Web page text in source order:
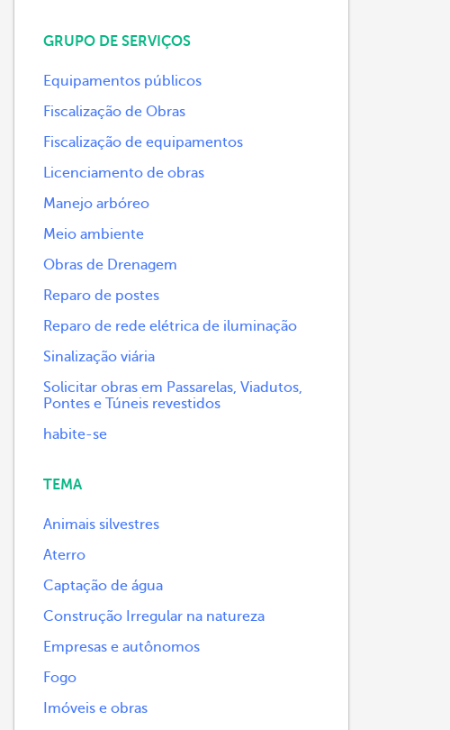
GRUPO DE SERVIÇOS
Equipamentos públicos
Fiscalização de Obras
Fiscalização de equipamentos
Licenciamento de obras
Manejo arbóreo
Meio ambiente
Obras de Drenagem
Reparo de postes
Reparo de rede elétrica de iluminação
Sinalização viária
Solicitar obras em Passarelas, Viadutos,
Pontes e Túneis revestidos
habite-se
TEMA
Animais silvestres
Aterro
Captação de água
Construção Irregular na natureza
Empresas e autônomos
Fogo
Imóveis e obras